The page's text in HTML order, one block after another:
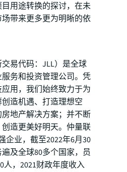
用途转换的探讨，在未
带来更多更为明晰的依
易代码：JLL）是全球
务和投资管理公司。凭
用，我们始终致力于为
造机遇、打造理想空
地产解决方案；并不断
造更美好明天。仲量联
企业，截至2022年6月30
及全球80多个国家，员
人，2021财政年度收入